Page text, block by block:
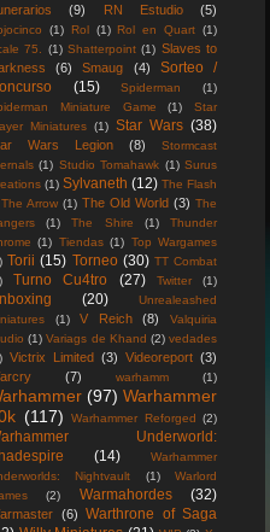
(9) RN Estudio (5)
(1) Rol (1) Rol en Quart (1)
75.
(1) Shatterpoint (1) Slaves to
(6) Smaug (4)
Sorteo /
(15) Spiderman
(1)
Miniature Game
(1)
Star
Miniatures (1) Star Wars (38)
Wars Legion (8)
Stormcast
(1) Studio Tomahawk (1) Surus
(1) Sylvaneth (12) The Flash
Arrow (1) The Old World (3) The
(1) The Shire (1)
Thunder
(1) Tiendas (1) Top Wargames
Torii (15) Torneo (30) TT Combat
Turno Cu4tro (27) Twitter (1)
(20)
Unrealeashed
(1) V Reich (8)
Valquiria
(1) Variags de Khand (2) vedades
Victrix Limited (3) Videoreport (3)
(7) warhamm (1)
(97) Warhammer
(117) Warhammer Reforged (2)
Underworld:
(14)
Warhammer
Nightvault
(1)
Warlord
(2) Warmahordes (32)
(6) Warthrone of Saga